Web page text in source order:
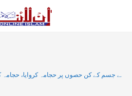
نے جسم کے کن حصوں پر حجامہ کروایا، حجامہ